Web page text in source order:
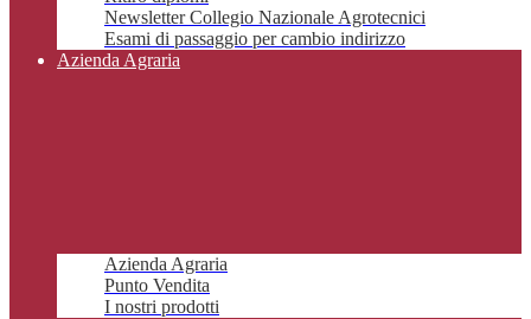
Newsletter Collegio Nazionale Agrotecnici
Esami di passaggio per cambio indirizzo
Azienda Agraria
Azienda Agraria
Punto Vendita
I nostri prodotti